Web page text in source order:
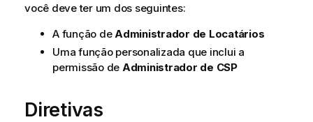
você deve ter um dos seguintes:
A função de Administrador de Locatários
Uma função personalizada que inclui a
permissão de Administrador de CSP
Diretivas